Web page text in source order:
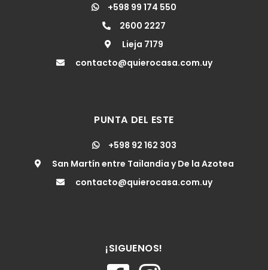
+598 99 174 550
2600 2227
Lieja 7179
contacto@quierocasa.com.uy
PUNTA DEL ESTE
+598 92 162 303
San Martín entre Tailandia y De la Azotea
contacto@quierocasa.com.uy
¡SIGUENOS!